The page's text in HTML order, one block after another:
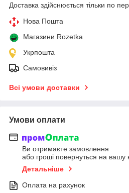
Доставка здійснюється тільки по
Нова Пошта
Магазини Rozetka
Укрпошта
Самовивіз
Всі умови доставки
Умови оплати
Ви отримаєте замовлення
або гроші повернуться на вашу
Детальніше
Оплата на рахунок